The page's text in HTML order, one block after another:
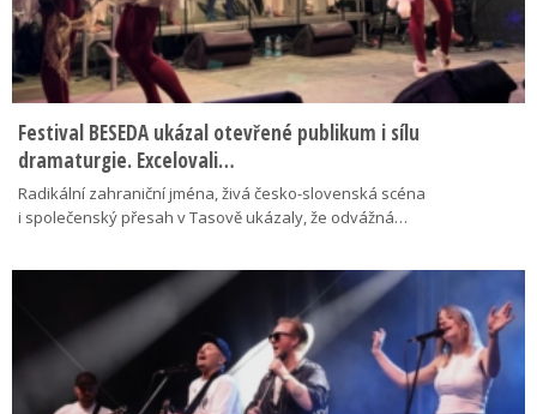
Festival BESEDA ukázal otevřené publikum i sílu
dramaturgie. Excelovali…
Radikální zahraniční jména, živá česko-slovenská scéna
i společenský přesah v Tasově ukázaly, že odvážná…